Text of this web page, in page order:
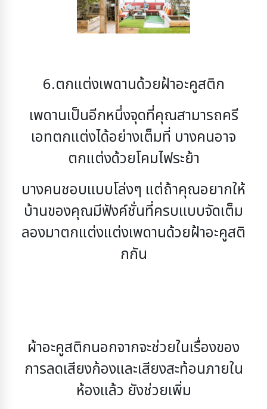
6.ตกแต่งเพดานด้วยฝ้าอะคูสติก
เพดานเป็นอีกหนึ่งจุดที่คุณสามารถครี
เอทตกแต่งได้อย่างเต็มที่ บางคนอาจ
ตกแต่งด้วยโคมไฟระย้า
บางคนชอบแบบโล่งๆ แต่ถ้าคุณอยากให้
บ้านของคุณมีฟังค์ชั่นที่ครบแบบจัดเต็ม
ลองมาตกแต่งแต่งเพดานด้วยฝ้าอะคูสติ
กกัน
ผ้าอะคูสติกนอกจากจะช่วยในเรื่องของ
การลดเสียงก้องและเสียงสะท้อนภายใน
ห้องแล้ว ยังช่วยเพิ่ม